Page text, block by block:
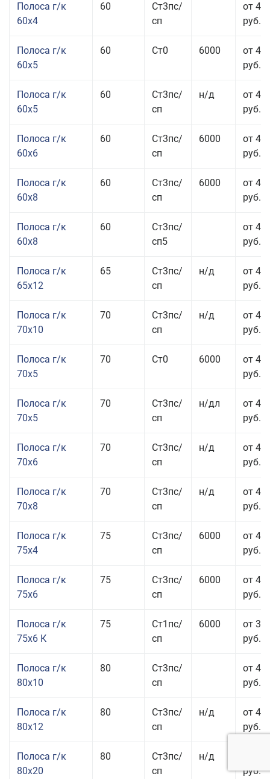
Полоса г/к
60x4
60
Ст3пс/
сп
от 45
руб.
Полоса г/к
60x5
60 Ст0 6000
от 42
руб.
Полоса г/к
60x5
60
Ст3пс/
сп
н/д
от 42
руб.
Полоса г/к
60x6
60
Ст3пс/
сп
6000
от 42
руб.
Полоса г/к
60x8
60
Ст3пс/
сп
6000
от 42
руб.
Полоса г/к
60x8
60
Ст3пс/
сп5
от 42
руб.
Полоса г/к
65x12
65
Ст3пс/
сп
н/д
от 42
руб.
Полоса г/к
70x10
70
Ст3пс/
сп
н/д
от 42
руб.
Полоса г/к
70x5
70 Ст0 6000
от 44
руб.
Полоса г/к
70x5
70
Ст3пс/
сп
н/дл
от 44
руб.
Полоса г/к
70x6
70
Ст3пс/
сп
н/д
от 43
руб.
Полоса г/к
70x8
70
Ст3пс/
сп
н/д
от 43
руб.
Полоса г/к
75x4
75
Ст3пс/
сп
6000
от 42
руб.
Полоса г/к
75x6
75
Ст3пс/
сп
6000
от 42
руб.
Полоса г/к
75x6 К
75
Ст1пс/
сп
6000
от 35
руб.
Полоса г/к
80x10
80
Ст3пс/
сп
от 43
руб.
Полоса г/к
80x12
80
Ст3пс/
сп
н/д
от 45
руб.
Полоса г/к
80x20
80
Ст3пс/
сп
н/д
руб.